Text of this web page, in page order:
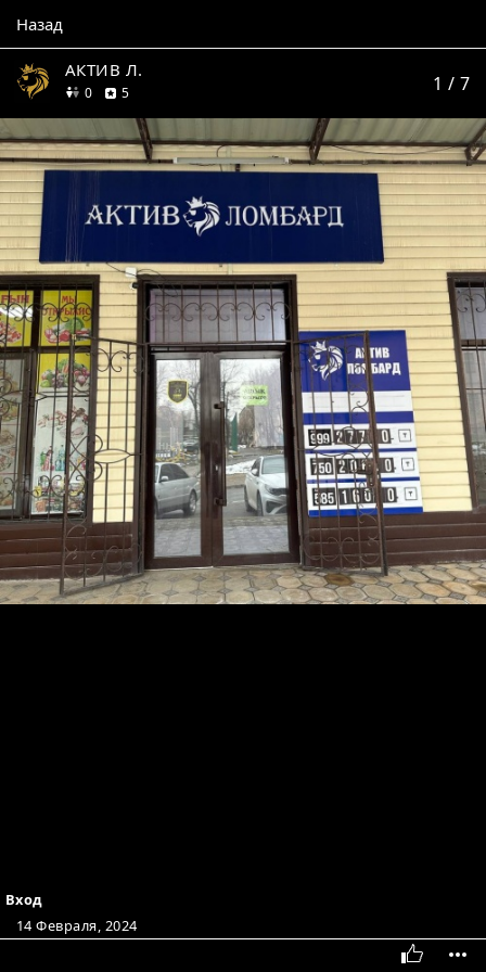
Назад
АКТИВ Л.
0друзей
5отзывов 1 / 7
Вход
14 Февраля, 2024